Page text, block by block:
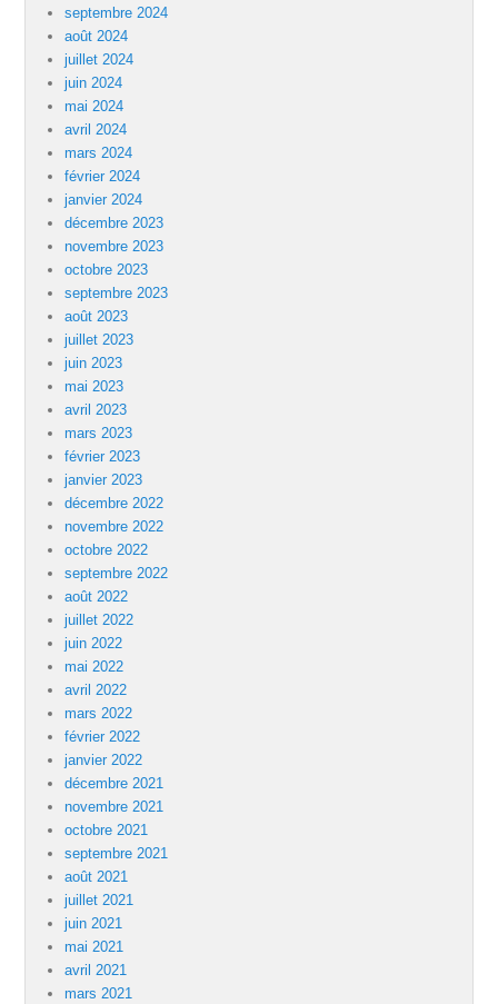
septembre 2024
août 2024
juillet 2024
juin 2024
mai 2024
avril 2024
mars 2024
février 2024
janvier 2024
décembre 2023
novembre 2023
octobre 2023
septembre 2023
août 2023
juillet 2023
juin 2023
mai 2023
avril 2023
mars 2023
février 2023
janvier 2023
décembre 2022
novembre 2022
octobre 2022
septembre 2022
août 2022
juillet 2022
juin 2022
mai 2022
avril 2022
mars 2022
février 2022
janvier 2022
décembre 2021
novembre 2021
octobre 2021
septembre 2021
août 2021
juillet 2021
juin 2021
mai 2021
avril 2021
mars 2021